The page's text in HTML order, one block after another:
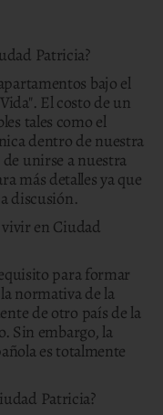
Patricia?
bajo el
El costo de un
tales como el
dentro de nuestra
unirse a nuestra
más detalles ya que
discusión.
vivir en Ciudad
para formar
normativa de la
de otro país de la
Sin embargo, la
es totalmente
Patricia?